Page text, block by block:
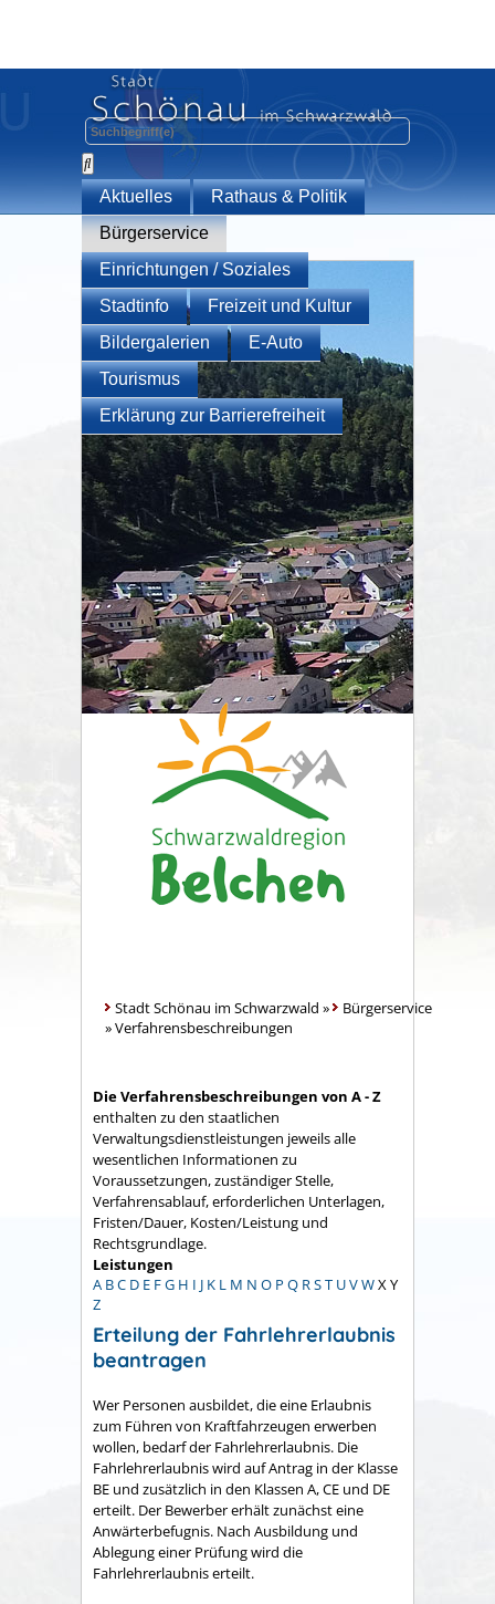
Aktuelles
Rathaus & Politik
Bürgerservice
Einrichtungen / Soziales
Stadtinfo
Freizeit und Kultur
Bildergalerien
E-Auto
Tourismus
Erklärung zur Barrierefreiheit
Stadt Schönau im Schwarzwald »
Bürgerservice
»Verfahrensbeschreibungen
Die Verfahrensbeschreibungen von A - Z
enthalten zu den staatlichen
Verwaltungsdienstleistungen jeweils alle
wesentlichen Informationen zu
Voraussetzungen, zuständiger Stelle,
Verfahrensablauf, erforderlichen Unterlagen,
Fristen/Dauer, Kosten/Leistung und
Rechtsgrundlage.
Leistungen
A BC D E FG H I J K L M N O P Q RST UVWX Y
Z
Erteilung der Fahrlehrerlaubnis
beantragen
Wer Personen ausbildet, die eine Erlaubnis
zum Führen von Kraftfahrzeugen erwerben
wollen, bedarf der Fahrlehrerlaubnis. Die
Fahrlehrerlaubnis wird auf Antrag in der Klasse
BE und zusätzlich in den Klassen A, CE und DE
erteilt. Der Bewerber erhält zunächst eine
Anwärterbefugnis. Nach Ausbildung und
Ablegung einer Prüfung wird die
Fahrlehrerlaubnis erteilt.